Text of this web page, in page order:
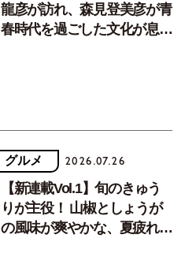
龍彦が訪れ、森見登美彦が青
春時代を過ごした文化が息づ
グルメ 2026.07.26
【新連載Vol.1】旬のきゅう
りが主役！ 山椒としょうが
の風味が爽やかな、夏疲れを